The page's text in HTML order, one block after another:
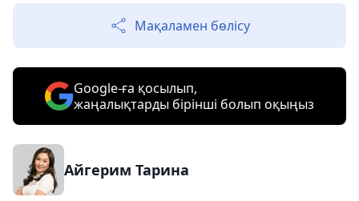
Мақаламен бөлісу
Google-ға қосылып,
жаңалықтарды бірінші болып оқыңыз
Айгерим Тарина